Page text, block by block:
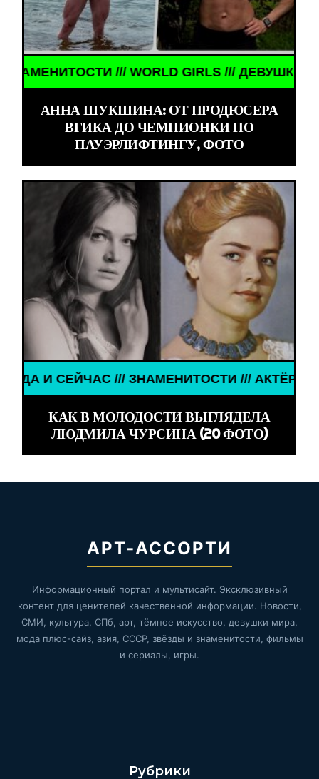
/// WORLD GIRLS /// ДЕВУШКИ
АННА ШУКШИНА: ОТ ПРОДЮСЕРА
ВГИКА ДО ЧЕМПИОНКИ ПО
ПАУЭРЛИФТИНГУ, ФОТО
И СЕЙЧАС /// ЗНАМЕНИТОСТИ /// АКТЁРЫ
КАК В МОЛОДОСТИ ВЫГЛЯДЕЛА
ЛЮДМИЛА ЧУРСИНА (20 ФОТО)
АРТ-АССОРТИ
Информационный портал и мультисайт. Эксклюзивный
контент для ценителей качественной информации. Новости,
СМИ, культура, СПб, арт, тёмное искусство, девушки мира,
мода плюс-сайз, азия, СССР, звёзды и знаменитости, фильмы
и сериалы, игры.
Рубрики